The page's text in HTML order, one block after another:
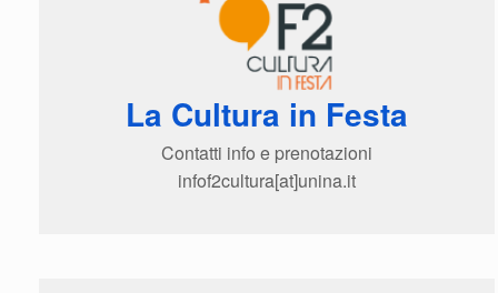
La Cultura in Festa
Contatti info e prenotazioni
infof2cultura[at]unina.it